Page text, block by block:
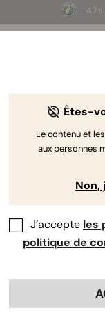
4.7
☀️ Summer
Articles
Êtes-
Le contenu et
aux personnes
Non,
J’accepte les
politique de